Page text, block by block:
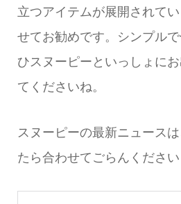
立つアイテムが展開されて
せてお勧めです。シンプル
ひスヌーピーといっしょに
てくださいね。
スヌーピーの最新ニュース
たら合わせてごらんください